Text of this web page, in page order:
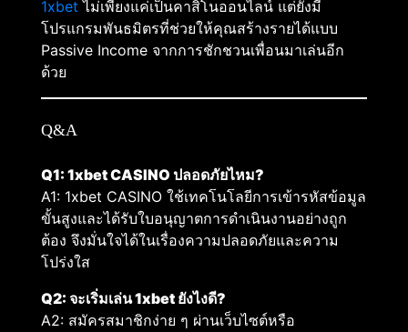
1xbetไม่เพียงแค่เป็นคาสิโนออนไลน์ แต่ยังมี
โปรแกรมพันธมิตรที่ช่วยให้คุณสร้างรายได้แบบ
Passive Income จากการชักชวนเพื่อนมาเล่นอีก
ด้วย
Q&A
Q1: 1xbet CASINO ปลอดภัยไหม?
A1: 1xbet CASINO ใช้เทคโนโลยีการเข้ารหัสข้อมูล
ขั้นสูงและได้รับใบอนุญาตการดำเนินงานอย่างถูก
ต้อง จึงมั่นใจได้ในเรื่องความปลอดภัยและความ
โปร่งใส
Q2: จะเริ่มเล่น 1xbet ยังไงดี?
A2: สมัครสมาชิกง่าย ๆ ผ่านเว็บไซต์หรือ